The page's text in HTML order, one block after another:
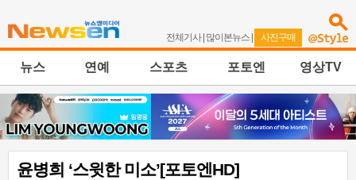
전체기사| 많이본뉴스 | 사진구매
뉴스 연예 스포츠 포토엔 영상TV
윤병희 ‘스윗한 미소’[포토엔HD]